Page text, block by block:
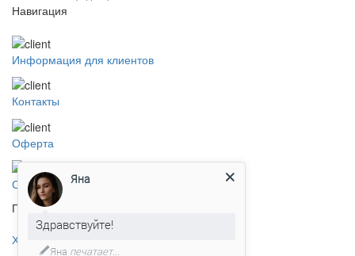
Навигация
Информация для клиентов
Контакты
Оферта
Скачать прайс
Продукция
Хлорсодержащие препараты
Яна
Здравствуйте!
Яна печатает...